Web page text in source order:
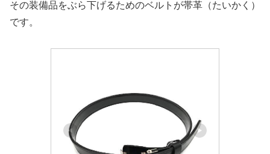
その装備品をぶら下げるためのベルトが帯革（たいかく）
です。